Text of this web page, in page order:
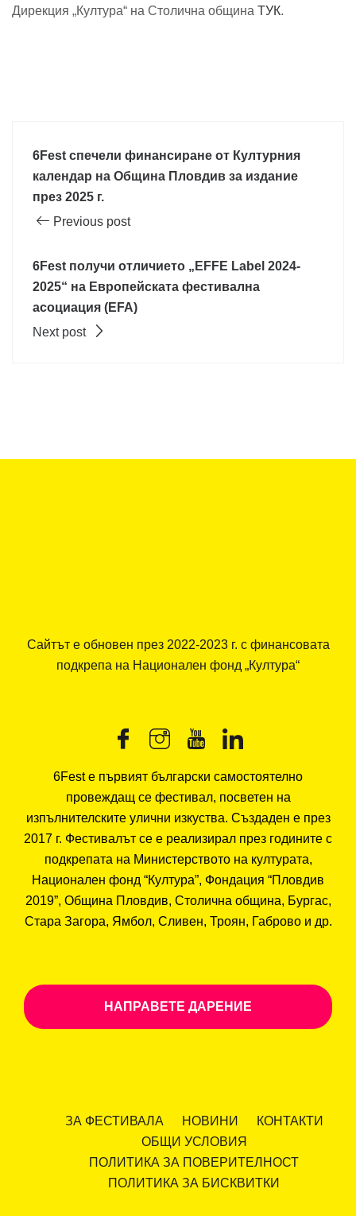
Дирекция „Култура“ на Столична община ТУК.
6Fest спечели финансиране от Културния
календар на Община Пловдив за издание
през 2025 г.
Previous post
6Fest получи отличието „EFFE Label 2024-
2025“ на Европейската фестивална
асоциация (EFA)
Next post
Сайтът е обновен през 2022-2023 г. с финансовата
подкрепа на Национален фонд „Култура“
6Fest е първият български самостоятелно
провеждащ се фестивал, посветен на
изпълнителските улични изкуства. Създаден е през
2017 г. Фестивалът се е реализирал през годините с
подкрепата на Министерството на културата,
Национален фонд “Култура”, Фондация “Пловдив
2019”, Община Пловдив, Столична община, Бургас,
Стара Загора, Ямбол, Сливен, Троян, Габрово и др.
НАПРАВЕТЕ ДАРЕНИЕ
ЗА ФЕСТИВАЛА НОВИНИ
КОНТАКТИ
ОБЩИ УСЛОВИЯ
ПОЛИТИКА ЗА ПОВЕРИТЕЛНОСТ
ПОЛИТИКА ЗА БИСКВИТКИ